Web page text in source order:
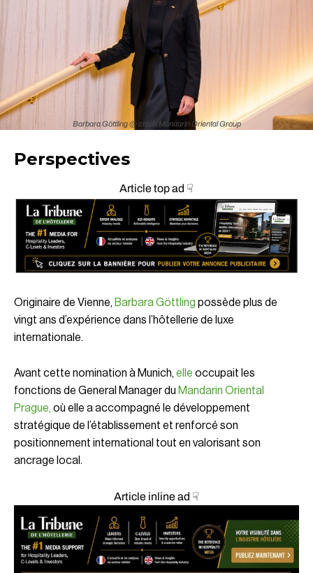
Barbara Göttling @ credit Mandarin Oriental Group
Perspectives
Article top ad ☟
Originaire de Vienne, Barbara Göttling possède plus de
vingt ans d’expérience dans l’hôtellerie de luxe
internationale.
Avant cette nomination à Munich, elle occupait les
fonctions de General Manager du Mandarin Oriental
Prague, où elle a accompagné le développement
stratégique de l’établissement et renforcé son
positionnement international tout en valorisant son
ancrage local.
Article inline ad ☟